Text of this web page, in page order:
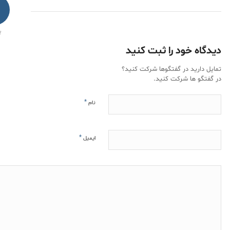
دیدگاه خود را ثبت کنید
تمایل دارید در گفتگوها شرکت کنید؟
در گفتگو ها شرکت کنید.
نام *
ایمیل *